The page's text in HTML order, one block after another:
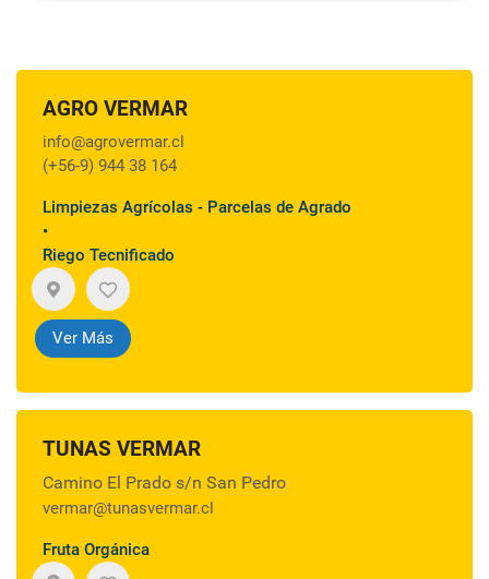
AGRO VERMAR
info@agrovermar.cl
(+56-9) 944 38 164
Limpiezas Agrícolas - Parcelas de Agrado
•
Riego Tecnificado
Ver Más
TUNAS VERMAR
Camino El Prado s/n San Pedro
vermar@tunasvermar.cl
Fruta Orgánica